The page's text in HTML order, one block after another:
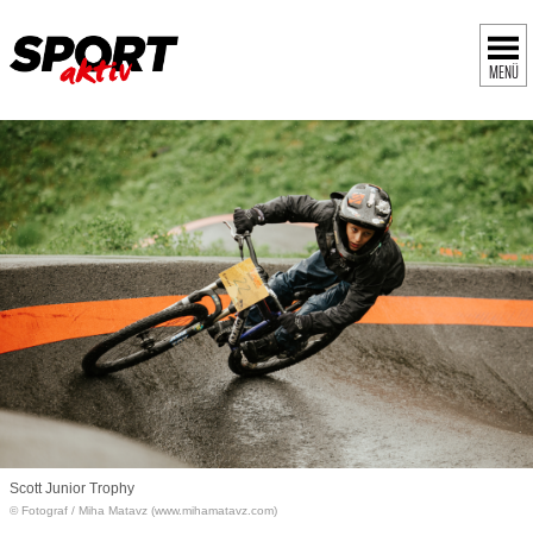
MENÜ
Scott Junior Trophy
© Fotograf / Miha Matavz (www.mihamatavz.com)